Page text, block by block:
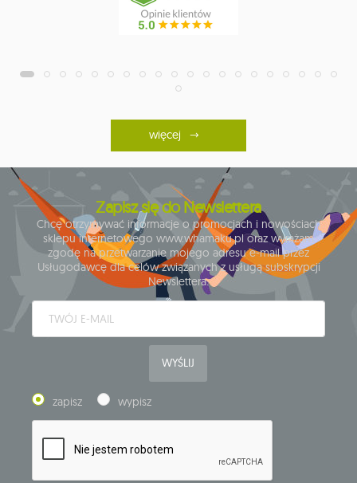
więcej
Zapisz się do Newslettera
Chcę otrzymywać informacje o promocjach i nowościach
sklepu internetowego www.whamaku.pl oraz wyrażam
zgodę na przetwarzanie mojego adresu e-mail przez
Usługodawcę dla celów związanych z usługą subskrypcji
Newslettera.
WYŚLIJ
zapisz wypisz